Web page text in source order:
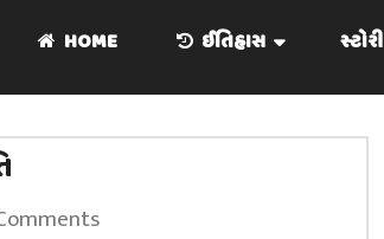
HOME ઈતિહાસ સ્ટોરી